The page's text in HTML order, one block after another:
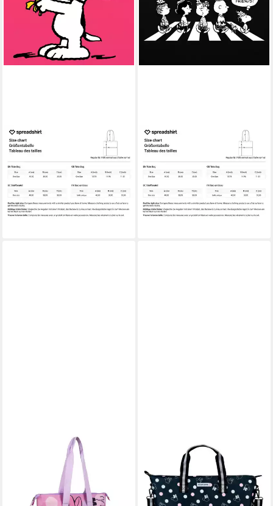
SPREADSHIRT
Henkeltasche Peanuts Snoopy
Und Woodstock Stoffbeutel
(1-tlg)
19,99 €
lieferbar - in 4-5 Werktagen bei dir
+3
SPREADSHIRT
Henkeltasche Peanuts
Snoopy, Charlie, Stella & Lucy
Geburtstag Stoffbeutel (1-tlg)
19,99 €
lieferbar - in 4-5 Werktagen bei dir
DISNEY MINNIE MOUSE
Shopper Shopper Tasche 40
x 18 x 36 cm Blau große
Tasche Shopping Alltag
34,95 €